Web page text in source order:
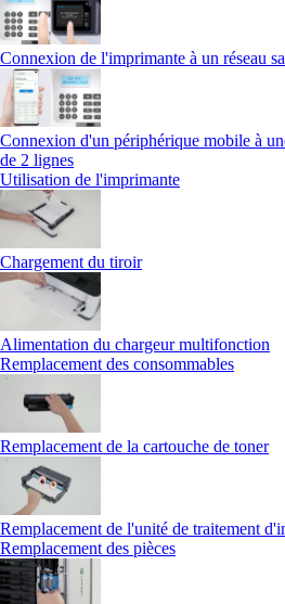
Connexion de l'imprimante à un réseau
Connexion d'un périphérique mobile à
de 2 lignes
Utilisation de l'imprimante
Chargement du tiroir
Alimentation du chargeur multifonction
Remplacement des consommables
Remplacement de la cartouche de toner
Remplacement de l'unité de traitement
Remplacement des pièces